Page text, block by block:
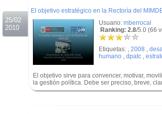
25/02
2010
El objetivo estratégico en la Rectoría del
Usuario: mberrocal
Ranking: 2.8/5.0 (66
Etiquetas: , 2008 ,
humano , dpatc ,
El objetivo sirve para convencer, motivar,
la gestión política. Debe ser preciso, breve,